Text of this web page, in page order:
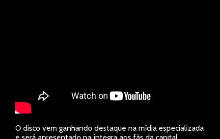
O disco vem ganhando destaque na mídia especializada